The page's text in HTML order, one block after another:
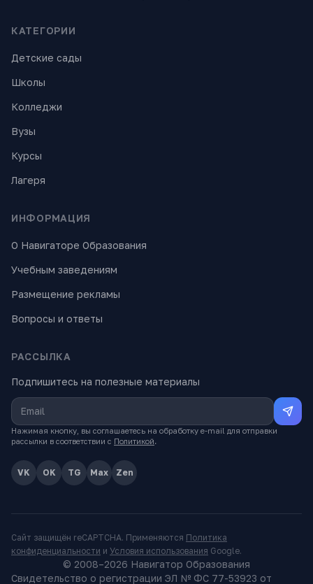
КАТЕГОРИИ
Детские сады
Школы
Колледжи
Вузы
Курсы
Лагеря
ИНФОРМАЦИЯ
О Навигаторе Образования
Учебным заведениям
Размещение рекламы
Вопросы и ответы
РАССЫЛКА
Подпишитесь на полезные материалы
Нажимая кнопку, вы соглашаетесь на обработку e-mail для отправки
рассылки в соответствии с Политикой.
VK OK TG Max Zen
Сайт защищён reCAPTCHA. Применяются Политика
конфиденциальности и Условия использования Google.
© 2008–2026 Навигатор Образования
Свидетельство о регистрации ЭЛ № ФС 77-53923 от